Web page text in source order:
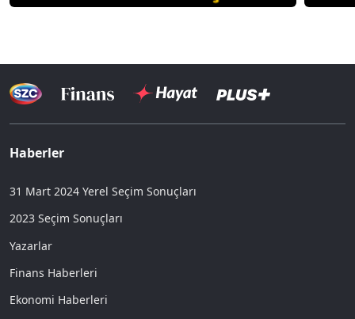
Haberler
31 Mart 2024 Yerel Seçim Sonuçları
2023 Seçim Sonuçları
Yazarlar
Finans Haberleri
Ekonomi Haberleri